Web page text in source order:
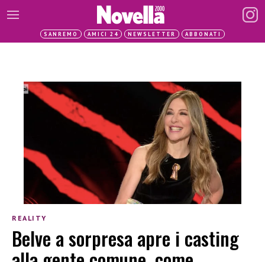
SANREMO AMICI 24 NEWSLETTER ABBONATI
REALITY
Belve a sorpresa apre i casting